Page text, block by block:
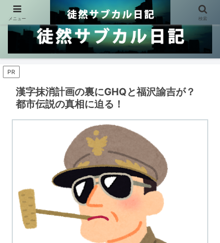
PR
漢字抹消計画の裏にGHQと福沢諭吉が？
都市伝説の真相に迫る！
メニュー 検索